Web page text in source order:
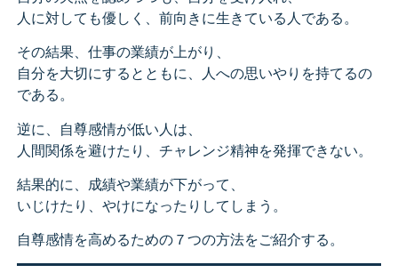
人に対しても優しく、前向きに生きている人である。
その結果、仕事の業績が上がり、
自分を大切にするとともに、人への思いやりを持てるの
である。
逆に、自尊感情が低い人は、
人間関係を避けたり、チャレンジ精神を発揮できない。
結果的に、成績や業績が下がって、
いじけたり、やけになったりしてしまう。
自尊感情を高めるための７つの方法をご紹介する。